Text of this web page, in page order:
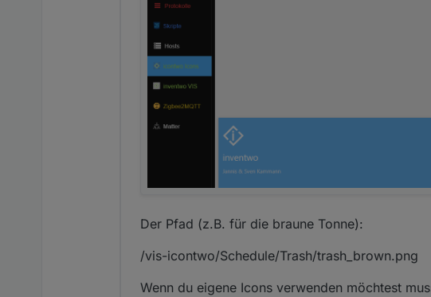
Der Pfad (z.B. für die braune Tonne):
/vis-icontwo/Schedule/Trash/trash_brown.png
Wenn du eigene Icons verwenden möchtest